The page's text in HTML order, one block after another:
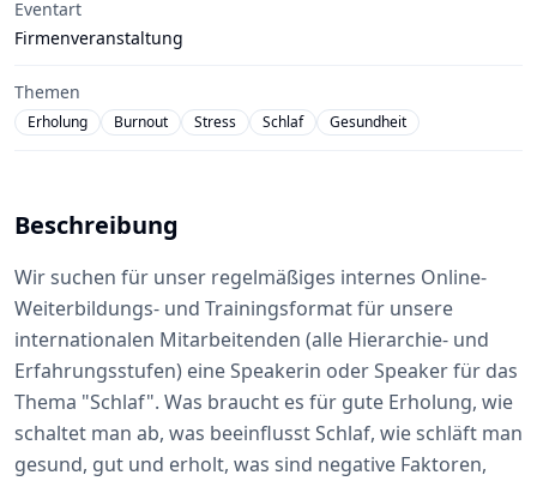
Eventart
Firmenveranstaltung
Themen
Erholung Burnout Stress Schlaf Gesundheit
Beschreibung
Wir suchen für unser regelmäßiges internes Online-
Weiterbildungs- und Trainingsformat für unsere
internationalen Mitarbeitenden (alle Hierarchie‑ und
Erfahrungsstufen) eine Speakerin oder Speaker für das
Thema "Schlaf". Was braucht es für gute Erholung, wie
schaltet man ab, was beeinflusst Schlaf, wie schläft man
gesund, gut und erholt, was sind negative Faktoren,